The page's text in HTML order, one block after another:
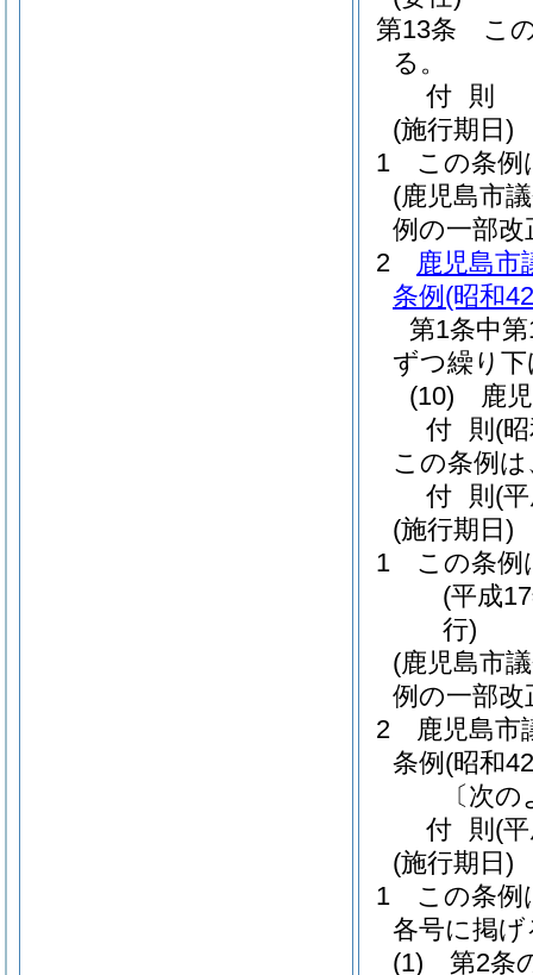
第13条
こ
る。
付 則
(施行期日)
1
この条例
(鹿児島市
例の一部改
2
鹿児島市
条例 (昭和
第1条中
ずつ繰り
(10) 鹿児
付 則 (
この条例
付 則 (
(施行期日)
1
この条例
(平成
行)
(鹿児島市
例の一部改
2
鹿児島市
条例 (昭和
〔次
付 則 (
(施行期日)
1
この条例
各号に掲
(1)
第2条